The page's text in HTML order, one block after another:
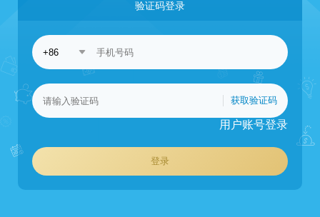
验证码登录
获取验证码
用户账号登录
登录